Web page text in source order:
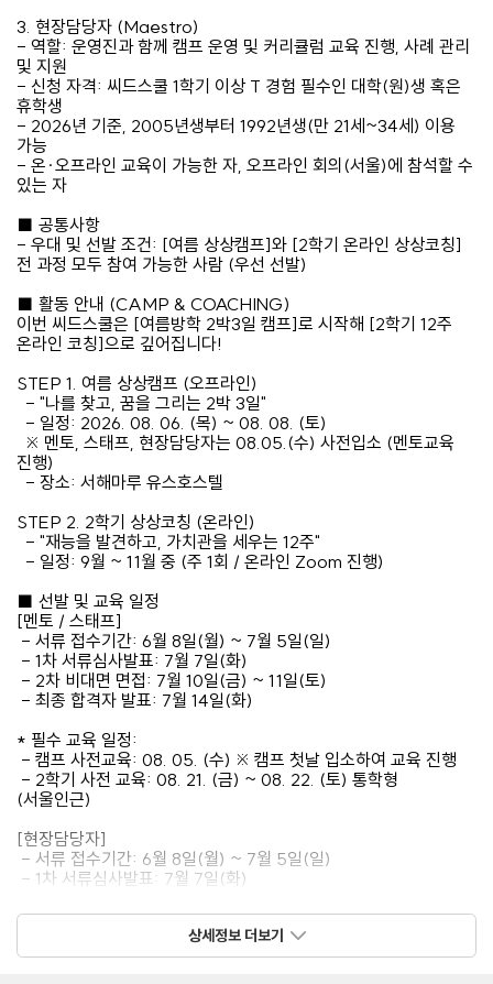
3. 현장담당자 (Maestro)
- 역할: 운영진과 함께 캠프 운영 및 커리큘럼 교육 진행, 사례 관리
및 지원
- 신청 자격: 씨드스쿨 1학기 이상 T 경험 필수인 대학(원)생 혹은
휴학생
- 2026년 기준, 2005년생부터 1992년생(만 21세~34세) 이용
가능
- 온·오프라인 교육이 가능한 자, 오프라인 회의(서울)에 참석할 수
있는 자
■ 공통사항
- 우대 및 선발 조건: [여름 상상캠프]와 [2학기 온라인 상상코칭]
전 과정 모두 참여 가능한 사람 (우선 선발)
■ 활동 안내 (CAMP & COACHING)
이번 씨드스쿨은 [여름방학 2박3일 캠프]로 시작해 [2학기 12주
온라인 코칭]으로 깊어집니다!
STEP 1. 여름 상상캠프 (오프라인)
- "나를 찾고, 꿈을 그리는 2박 3일"
- 일정: 2026. 08. 06. (목) ~ 08. 08. (토)
※ 멘토, 스태프, 현장담당자는 08.05.(수) 사전입소 (멘토교육
진행)
- 장소: 서해마루 유스호스텔
STEP 2. 2학기 상상코칭 (온라인)
- "재능을 발견하고, 가치관을 세우는 12주"
- 일정: 9월 ~ 11월 중 (주 1회 / 온라인 Zoom 진행)
■ 선발 및 교육 일정
[멘토 / 스태프]
- 서류 접수기간: 6월 8일(월) ~ 7월 5일(일)
- 1차 서류심사발표: 7월 7일(화)
- 2차 비대면 면접: 7월 10일(금) ~ 11일(토)
- 최종 합격자 발표: 7월 14일(화)
* 필수 교육 일정:
- 캠프 사전교육: 08. 05. (수) ※ 캠프 첫날 입소하여 교육 진행
- 2학기 사전 교육: 08. 21. (금) ~ 08. 22. (토) 통학형
(서울인근)
[현장담당자]
- 서류 접수기간: 6월 8일(월) ~ 7월 5일(일)
- 1차 서류심사발표: 7월 7일(화)
- 최종 합격자 발표: 7월 14일(화)
*필수 교육 일정:
상세정보 더보기